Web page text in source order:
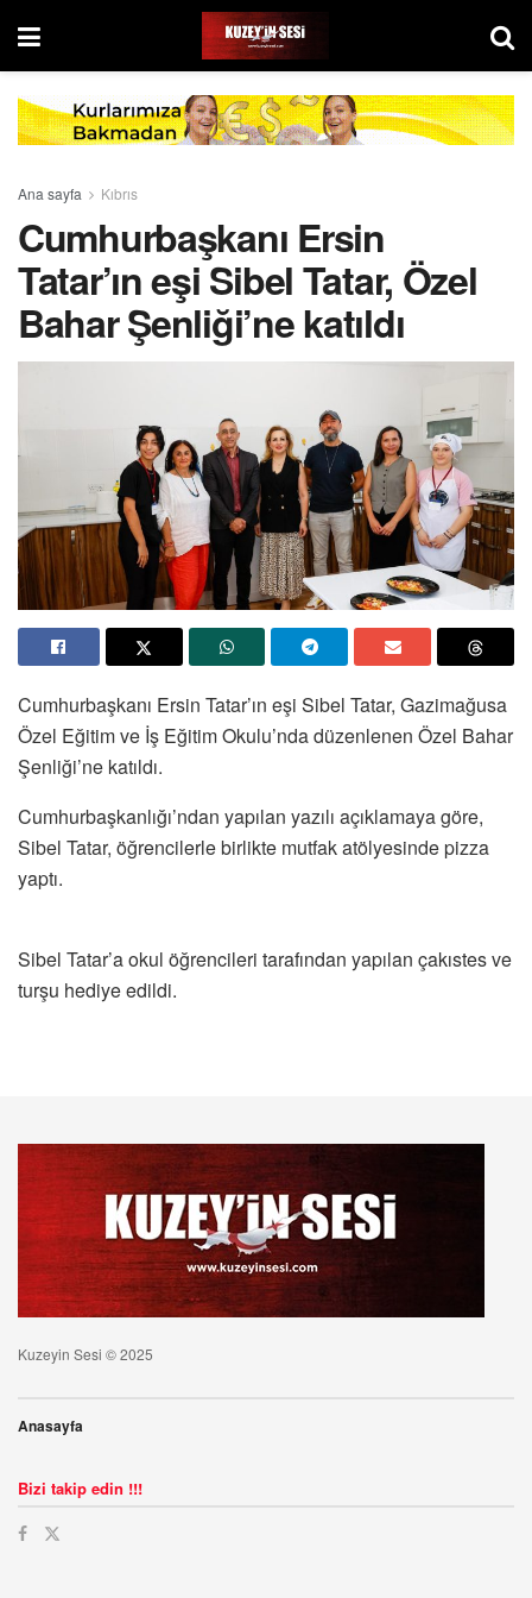
Ana sayfa Kıbrıs
Cumhurbaşkanı Ersin
Tatar’ın eşi Sibel Tatar, Özel
Bahar Şenliği’ne katıldı
Cumhurbaşkanı Ersin Tatar’ın eşi Sibel Tatar, Gazimağusa
Özel Eğitim ve İş Eğitim Okulu’nda düzenlenen Özel Bahar
Şenliği’ne katıldı.
Cumhurbaşkanlığı’ndan yapılan yazılı açıklamaya göre,
Sibel Tatar, öğrencilerle birlikte mutfak atölyesinde pizza
yaptı.
Sibel Tatar’a okul öğrencileri tarafından yapılan çakıstes ve
turşu hediye edildi.
Kuzeyin Sesi © 2025
Anasayfa
Bizi takip edin !!!